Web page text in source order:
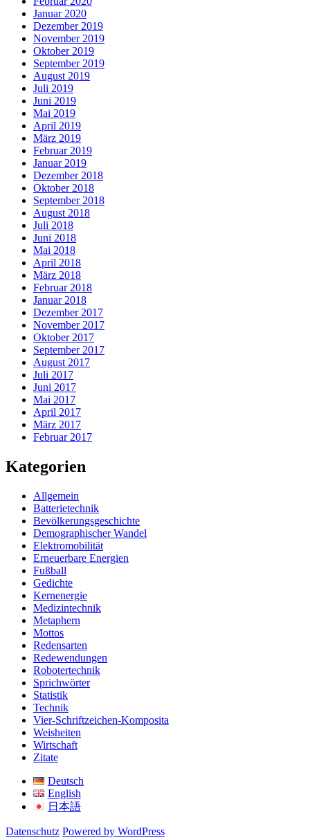
Januar 2020
Dezember 2019
November 2019
Oktober 2019
September 2019
August 2019
Juli 2019
Juni 2019
Mai 2019
April 2019
März 2019
Februar 2019
Januar 2019
Dezember 2018
Oktober 2018
September 2018
August 2018
Juli 2018
Juni 2018
Mai 2018
April 2018
März 2018
Februar 2018
Januar 2018
Dezember 2017
November 2017
Oktober 2017
September 2017
August 2017
Juli 2017
Juni 2017
Mai 2017
April 2017
März 2017
Februar 2017
Kategorien
Allgemein
Batterietechnik
Bevölkerungsgeschichte
Demographischer Wandel
Elektromobilität
Erneuerbare Energien
Fußball
Gedichte
Kernenergie
Medizintechnik
Metaphern
Mottos
Redensarten
Redewendungen
Robotertechnik
Sprichwörter
Statistik
Technik
Vier-Schriftzeichen-Komposita
Weisheiten
Wirtschaft
Zitate
Deutsch
English
日本語
Datenschutz Powered by WordPress